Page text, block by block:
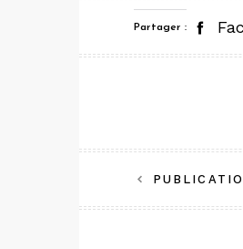
Partager :
de